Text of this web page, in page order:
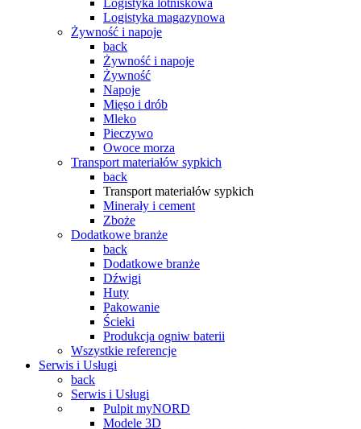
Logistyka lotniskowa
Logistyka magazynowa
Żywność i napoje
back
Żywność i napoje
Żywność
Napoje
Mięso i drób
Mleko
Pieczywo
Owoce morza
Transport materiałów sypkich
back
Transport materiałów sypkich
Minerały i cement
Zboże
Dodatkowe branże
back
Dodatkowe branże
Dźwigi
Huty
Pakowanie
Ścieki
Produkcja ogniw baterii
Wszystkie referencje
Serwis i Usługi
back
Serwis i Usługi
Pulpit myNORD
Modele 3D